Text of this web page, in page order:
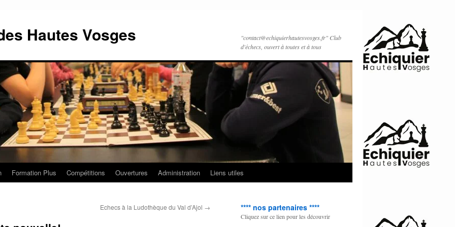
Hautes Vosges
"contact@echiquierhautesvosges.fr" Club
d'échecs, ouvert à toutes et à tous
Formation Plus Compétitions Ouvertures Administration Liens utiles
Echecs à la Ludothèque du Val d’Ajol → **** nos partenaires ****
Cliquez sur ce lien pour les découvrir